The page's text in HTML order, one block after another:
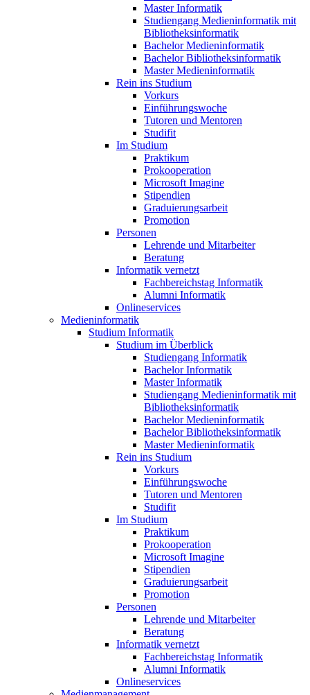
Master Informatik
Studiengang Medieninformatik mit
Bibliotheksinformatik
Bachelor Medieninformatik
Bachelor Bibliotheksinformatik
Master Medieninformatik
Rein ins Studium
Vorkurs
Einführungswoche
Tutoren und Mentoren
Studifit
Im Studium
Praktikum
Prokooperation
Microsoft Imagine
Stipendien
Graduierungsarbeit
Promotion
Personen
Lehrende und Mitarbeiter
Beratung
Informatik vernetzt
Fachbereichstag Informatik
Alumni Informatik
Onlineservices
Medieninformatik
Studium Informatik
Studium im Überblick
Studiengang Informatik
Bachelor Informatik
Master Informatik
Studiengang Medieninformatik mit
Bibliotheksinformatik
Bachelor Medieninformatik
Bachelor Bibliotheksinformatik
Master Medieninformatik
Rein ins Studium
Vorkurs
Einführungswoche
Tutoren und Mentoren
Studifit
Im Studium
Praktikum
Prokooperation
Microsoft Imagine
Stipendien
Graduierungsarbeit
Promotion
Personen
Lehrende und Mitarbeiter
Beratung
Informatik vernetzt
Fachbereichstag Informatik
Alumni Informatik
Onlineservices